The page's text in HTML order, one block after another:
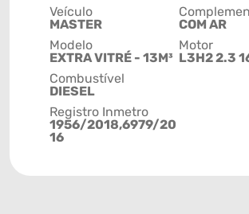
Veículo
MASTER
Modelo
EXTRA VITRÉ - 13M³
COM AR
Motor
L3H2 2.3
Combustível
DIESEL
Registro Inmetro
1956/2018,6979/20
16